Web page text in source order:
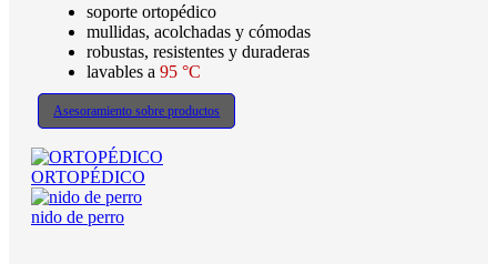
soporte ortopédico
mullidas, acolchadas y cómodas
robustas, resistentes y duraderas
lavables a 95 °C
Asesoramiento sobre productos
ORTOPÉDICO
nido de perro